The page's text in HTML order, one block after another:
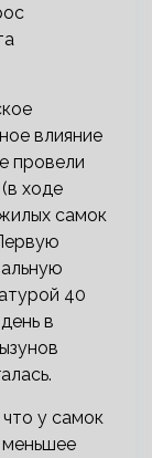
влияние
провели
ходе
самок
40
в
что у самок